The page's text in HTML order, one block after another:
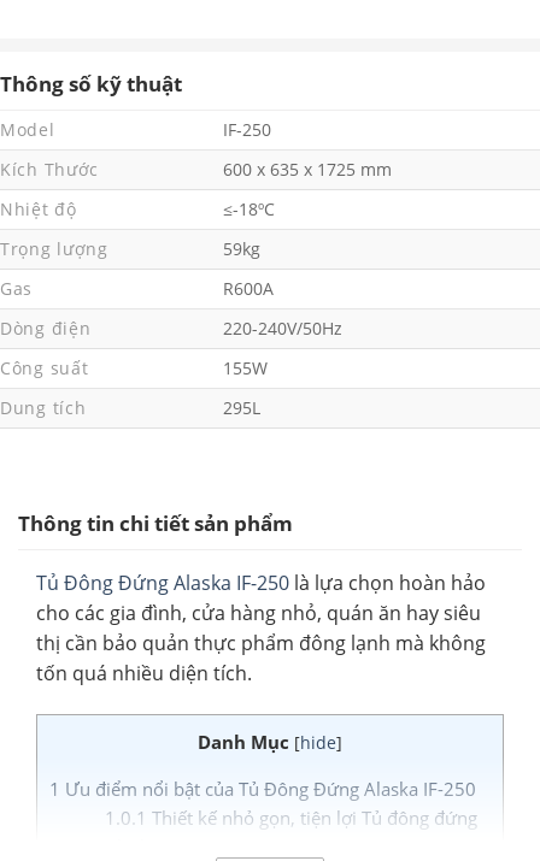
Thông số kỹ thuật
Model
IF-250
Kích Thước
600 x 635 x 1725 mm
Nhiệt độ
≤-18ºC
Trọng lượng
59kg
Gas
R600A
Dòng điện
220-240V/50Hz
Công suất
155W
Dung tích
295L
Thông tin chi tiết sản phẩm
Tủ Đông Đứng Alaska IF-250 là lựa chọn hoàn hảo
cho các gia đình, cửa hàng nhỏ, quán ăn hay siêu
thị cần bảo quản thực phẩm đông lạnh mà không
tốn quá nhiều diện tích.
Danh Mục [hide]
1 Ưu điểm nổi bật của Tủ Đông Đứng Alaska IF-250
1.0.1 Thiết kế nhỏ gọn, tiện lợi Tủ đông đứng